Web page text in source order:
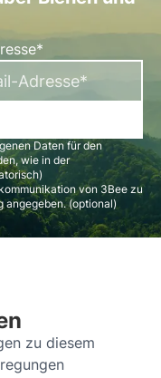
Daten für den
wie in der
von 3Bee zu
angegeben. (optional)
zu diesem